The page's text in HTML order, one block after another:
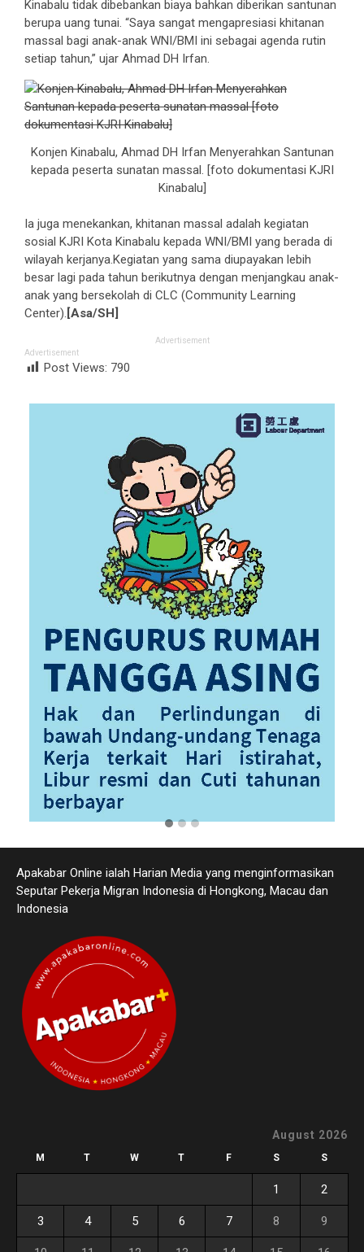
Kinabalu tidak dibebankan biaya bahkan diberikan santunan
berupa uang tunai. “Saya sangat mengapresiasi khitanan
massal bagi anak-anak WNI/BMI ini sebagai agenda rutin
setiap tahun,” ujar Ahmad DH Irfan.
Konjen Kinabalu, Ahmad DH Irfan Menyerahkan Santunan
kepada peserta sunatan massal. [foto dokumentasi KJRI
Kinabalu]
Ia juga menekankan, khitanan massal adalah kegiatan
sosial KJRI Kota Kinabalu kepada WNI/BMI yang berada di
wilayah kerjanya.Kegiatan yang sama diupayakan lebih
besar lagi pada tahun berikutnya dengan menjangkau anak-
anak yang bersekolah di CLC (Community Learning
Center). [Asa/SH]
Advertisement
Advertisement
Post Views: 790
Apakabar Online ialah Harian Media yang menginformasikan
Seputar Pekerja Migran Indonesia di Hongkong, Macau dan
Indonesia
August 2026
M T W T F S S
1 2
3 4 5 6 7 8 9